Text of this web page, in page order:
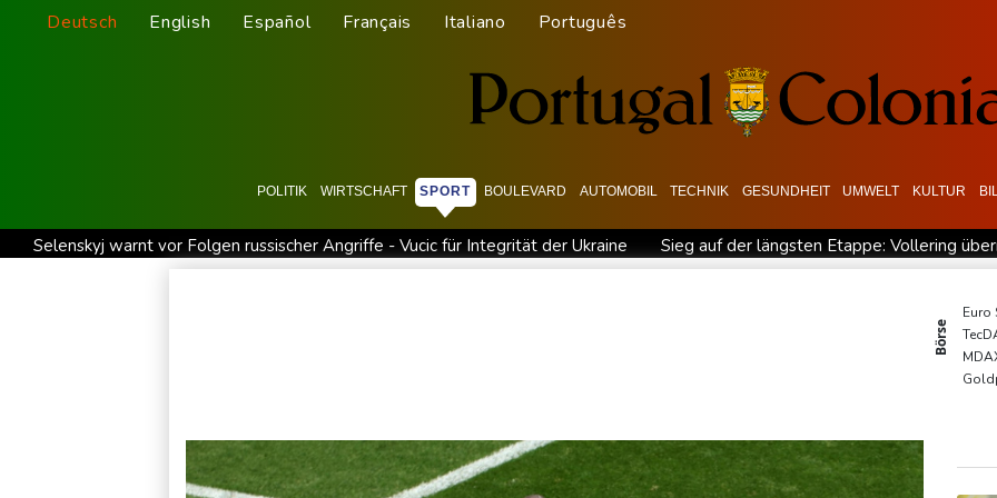
Deutsch English Español Français Italiano Português
POLITIK WIRTSCHAFT SPORT BOULEVARD AUTOMOBIL TECHNIK GESUNDHEIT UMWELT KULTUR
Selenskyj warnt vor Folgen russischer Angriffe - Vucic für Integrität der Ukraine
Sieg auf der längsten Etappe: Vollering
Selenskyj warnt in Belgrad vor Folgen
Ungarns Regierungspartei nominiert Ex-
Selenskyj: Ukraine hat praktisch keine intakten Wärmekraftwerke mehr
Börse
Euro